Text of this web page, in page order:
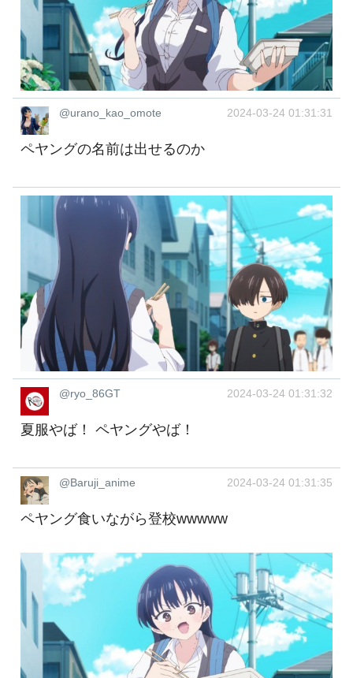
@urano_kao_omote 2024-03-24 01:31:31
ペヤングの名前は出せるのか
@ryo_86GT 2024-03-24 01:31:32
夏服やば！ ペヤングやば！
@Baruji_anime 2024-03-24 01:31:35
ペヤング食いながら登校wwwww